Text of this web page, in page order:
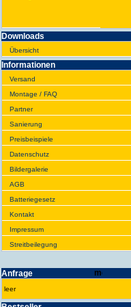
Downloads
Übersicht
Infor­ma­tionen
Versand
Montage / FAQ
Partner
Sanie­rung
Preis­beispiele
Daten­schutz
Bilder­galerie
AGB
Batte­rie­gesetz
Kontakt
Impres­sum
Streit­bei­legung
Anfrage
leer